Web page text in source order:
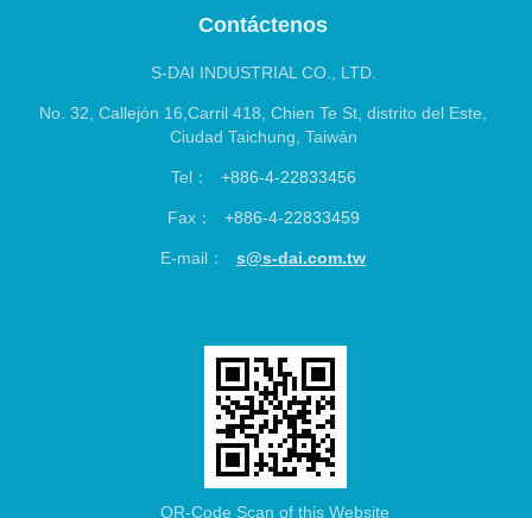
S-DAI INDUSTRIAL CO., LTD.
No. 32, Callejón 16,Carril 418, Chien Te St, distrito del Este,
Ciudad Taichung, Taiwán
Tel： +886-4-22833456
Fax： +886-4-22833459
E-mail： s@s-dai.com.tw